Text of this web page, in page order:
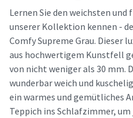
Lernen Sie den weichsten
unserer Kollektion kennen -
Comfy Supreme Grau. Dieser
aus hochwertigem Kunstfell
von nicht weniger als 30 mm.
wunderbar weich und
ein warmes und gemütliches
Teppich ins Schlafzimmer,